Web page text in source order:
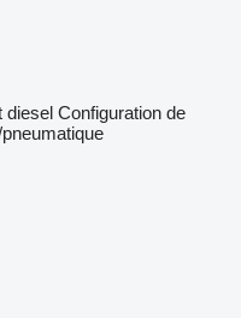
diesel Configuration de